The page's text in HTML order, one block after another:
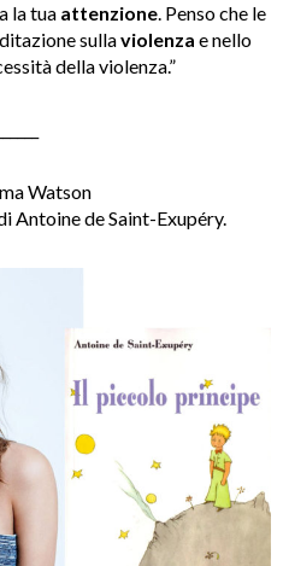
la tua attenzione. Penso che le
sullaviolenza e nello
della violenza.”
Watson
Antoine de Saint-Exupéry.